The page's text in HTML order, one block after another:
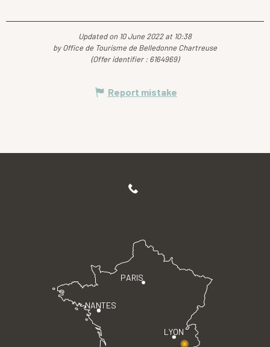
Updated on 10 June 2022 at 10:38
by Office de Tourisme de Belledonne Chartreuse
(Offer identifier : 6164969)
Report mistake
PARIS
LYON
NANTES